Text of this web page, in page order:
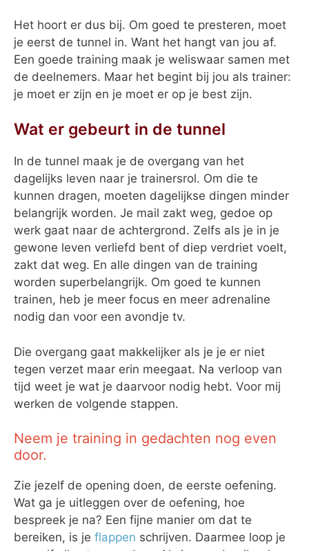
Het hoort er dus bij. Om goed te presteren, moet
je eerst de tunnel in. Want het hangt van jou af.
Een goede training maak je weliswaar samen met
de deelnemers. Maar het begint bij jou als trainer:
je moet er zijn en je moet er op je best zijn.
Wat er gebeurt in de tunnel
In de tunnel maak je de overgang van het
dagelijks leven naar je trainersrol. Om die te
kunnen dragen, moeten dagelijkse dingen minder
belangrijk worden. Je mail zakt weg, gedoe op
werk gaat naar de achtergrond. Zelfs als je in je
gewone leven verliefd bent of diep verdriet voelt,
zakt dat weg. En alle dingen van de training
worden superbelangrijk. Om goed te kunnen
trainen, heb je meer focus en meer adrenaline
nodig dan voor een avondje tv.
Die overgang gaat makkelijker als je je er niet
tegen verzet maar erin meegaat. Na verloop van
tijd weet je wat je daarvoor nodig hebt. Voor mij
werken de volgende stappen.
Neem je training in gedachten nog even
door.
Zie jezelf de opening doen, de eerste oefening.
Wat ga je uitleggen over de oefening, hoe
bespreek je na? Een fijne manier om dat te
bereiken, is je flappen schrijven. Daarmee loop je